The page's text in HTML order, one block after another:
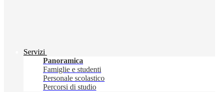
Servizi
Panoramica
Famiglie e studenti
Personale scolastico
Percorsi di studio